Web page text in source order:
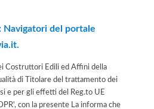
Navigatori del portale
Costruttori Edili ed Affini della
di Titolare del trattamento dei
e per gli effetti del Reg.to UE
con la presente La informa che